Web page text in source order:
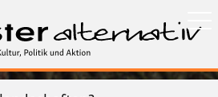
zum
Inhalt